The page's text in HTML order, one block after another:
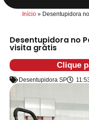
Início » Desentupidora
Desentupidora no
visita grátis
Clique
Desentupidora SP